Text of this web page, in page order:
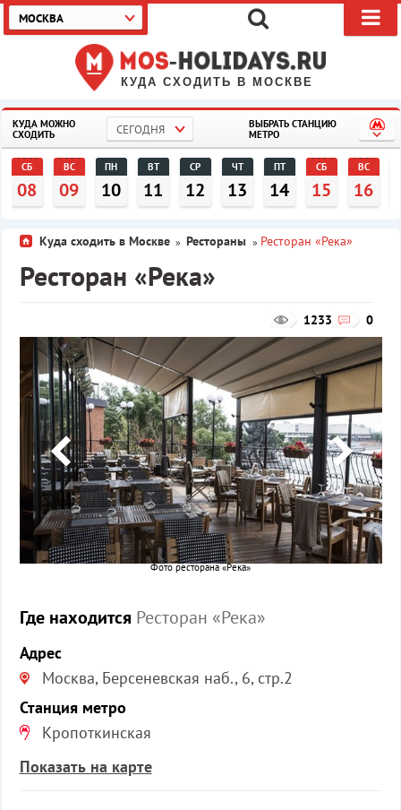
КУДА СХОДИТЬ В МОСКВЕ
МОСКВА
КУДА МОЖНО
СХОДИТЬ
СЕГОДНЯ
ВЫБРАТЬ СТАНЦИЮ
МЕТРО
СБ
08
ВС
09
ПН
10
ВТ
11
СР
12
ЧТ
13
ПТ
14
СБ
15
ВС
16
Куда сходить в Москве » Рестораны » Ресторан «Река»
Ресторан «Река»
0
1233
Фото ресторана «Река»
Где находится Ресторан «Река»
Адрес
Москва, Берсеневская наб., 6, стр.2
Станция метро
Кропоткинская
Показать на карте